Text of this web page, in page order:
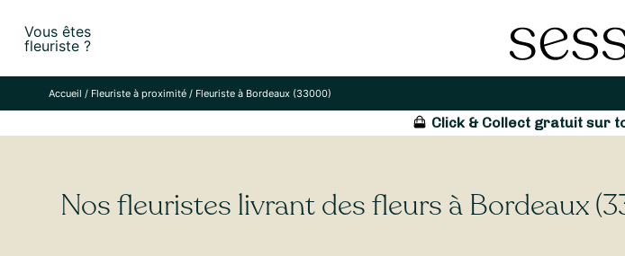
content
Vous êtes
fleuriste ?
Accueil / Fleuriste à proximité/ Fleuriste à Bordeaux (33000)
Click & Collect gratuit sur
Nos fleuristes livrant des fleurs à Bordeaux